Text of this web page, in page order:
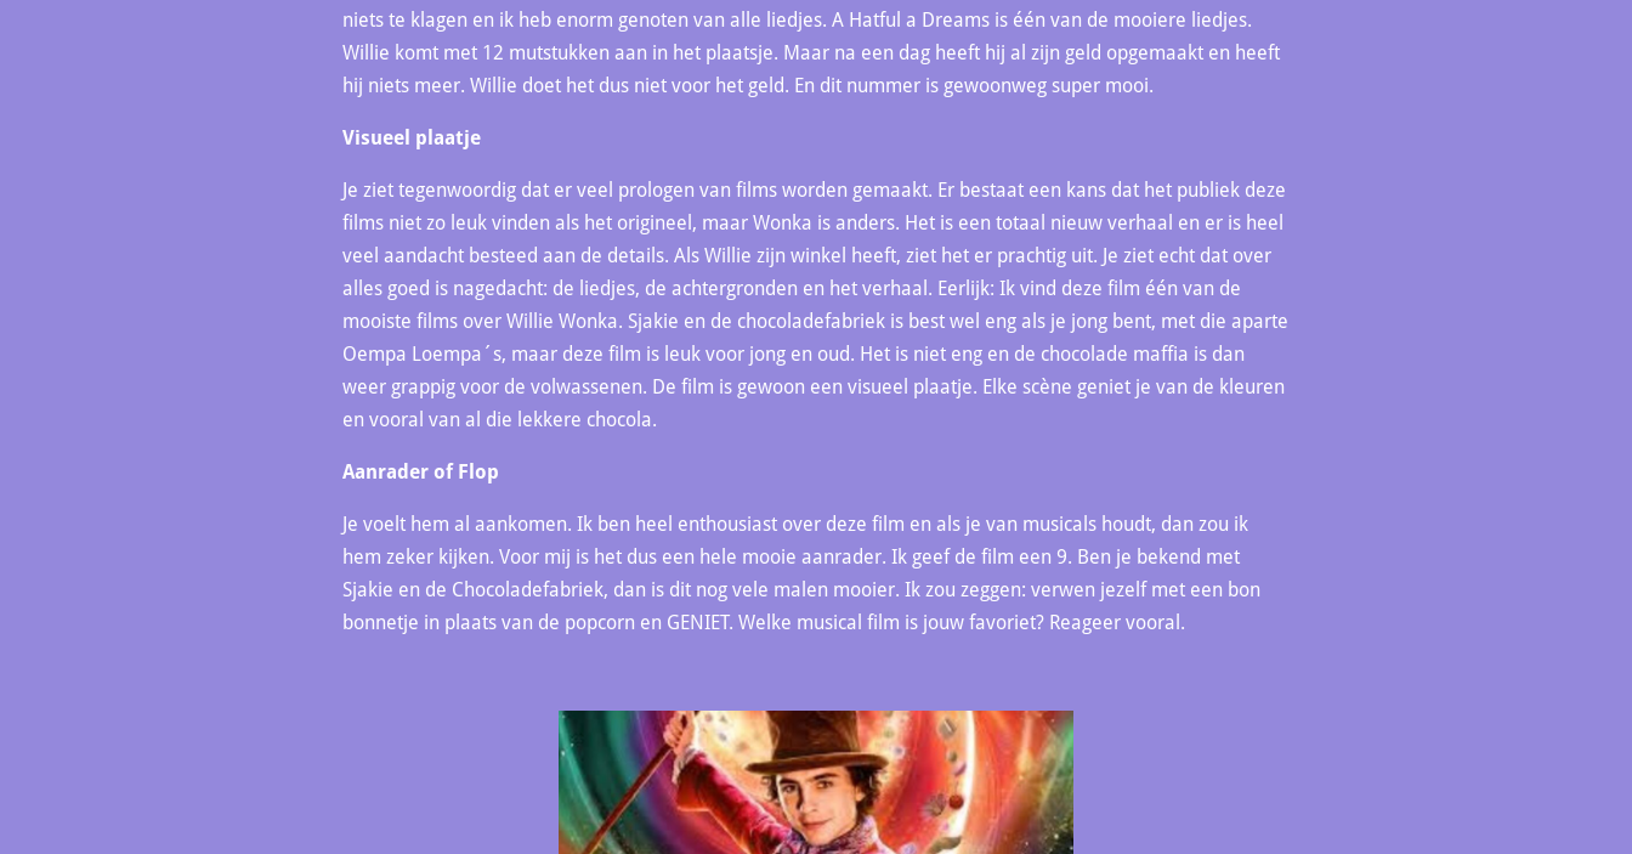
niets te klagen en ik heb enorm genoten van alle liedjes. A Hatful a Dreams is één van de mooiere liedjes.
Willie komt met 12 mutstukken aan in het plaatsje. Maar na een dag heeft hij al zijn geld opgemaakt en heeft
hij niets meer. Willie doet het dus niet voor het geld. En dit nummer is gewoonweg super mooi.
Visueel plaatje
Je ziet tegenwoordig dat er veel prologen van films worden gemaakt. Er bestaat een kans dat het publiek deze
films niet zo leuk vinden als het origineel, maar Wonka is anders. Het is een totaal nieuw verhaal en er is heel
veel aandacht besteed aan de details. Als Willie zijn winkel heeft, ziet het er prachtig uit. Je ziet echt dat over
alles goed is nagedacht: de liedjes, de achtergronden en het verhaal. Eerlijk: Ik vind deze film één van de
mooiste films over Willie Wonka. Sjakie en de chocoladefabriek is best wel eng als je jong bent, met die aparte
Oempa Loempa´s, maar deze film is leuk voor jong en oud. Het is niet eng en de chocolade maffia is dan
weer grappig voor de volwassenen. De film is gewoon een visueel plaatje. Elke scène geniet je van de kleuren
en vooral van al die lekkere chocola.
Aanrader of Flop
Je voelt hem al aankomen. Ik ben heel enthousiast over deze film en als je van musicals houdt, dan zou ik
hem zeker kijken. Voor mij is het dus een hele mooie aanrader. Ik geef de film een 9. Ben je bekend met
Sjakie en de Chocoladefabriek, dan is dit nog vele malen mooier. Ik zou zeggen: verwen jezelf met een bon
bonnetje in plaats van de popcorn en GENIET. Welke musical film is jouw favoriet? Reageer vooral.